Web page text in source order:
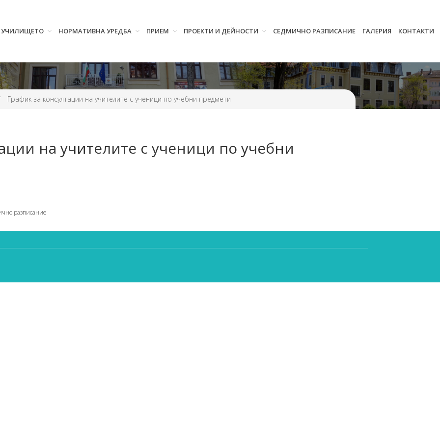
Начало
Нормативна уредба
Прием
Проекти и дейности
УЧИЛИЩЕТО НОРМАТИВНА УРЕДБА ПРИЕМ ПРОЕКТИ И ДЕЙНОСТИ СЕДМИЧНО РАЗПИСАНИЕ ГАЛЕРИЯ КОНТАКТИ
График за консултации на учителите с ученици по учебни предмети
на учителите с ученици по учебни
разписание